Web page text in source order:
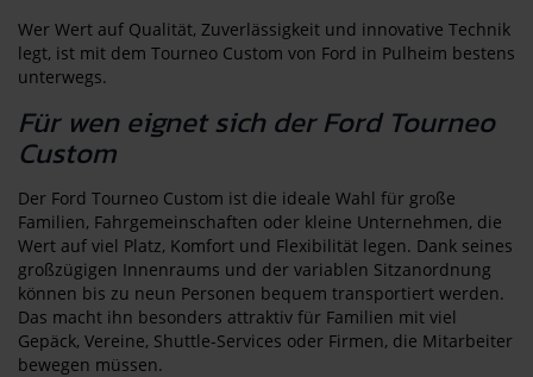
Wer Wert auf Qualität, Zuverlässigkeit und innovative Technik
legt, ist mit dem Tourneo Custom von Ford in Pulheim bestens
unterwegs.
Für wen eignet sich der Ford Tourneo
Custom
Der Ford Tourneo Custom ist die ideale Wahl für große
Familien, Fahrgemeinschaften oder kleine Unternehmen, die
Wert auf viel Platz, Komfort und Flexibilität legen. Dank seines
großzügigen Innenraums und der variablen Sitzanordnung
können bis zu neun Personen bequem transportiert werden.
Das macht ihn besonders attraktiv für Familien mit viel
Gepäck, Vereine, Shuttle-Services oder Firmen, die Mitarbeiter
bewegen müssen.